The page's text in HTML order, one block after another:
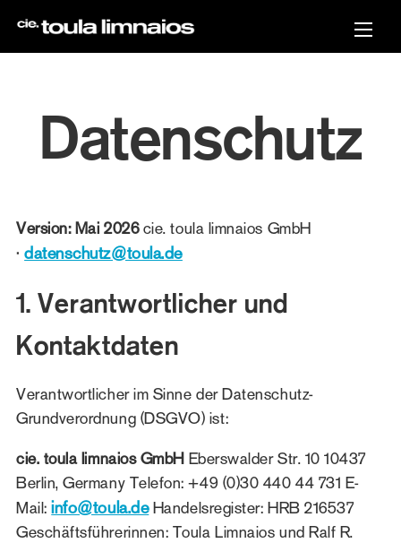
Inhalt
Datenschutz
Version: Mai 2026cie. toula limnaios GmbH
·datenschutz@toula.de
1. Verantwortlicher und
Kontaktdaten
Verantwortlicher im Sinne der Datenschutz-
Grundverordnung (DSGVO) ist:
cie. toula limnaios GmbH Eberswalder Str. 10 10437
Berlin, Germany Telefon: +49 (0)30 440 44 731 E-
Mail:info@toula.deHandelsregister: HRB 216537
Geschäftsführerinnen: Toula Limnaios und Ralf R.